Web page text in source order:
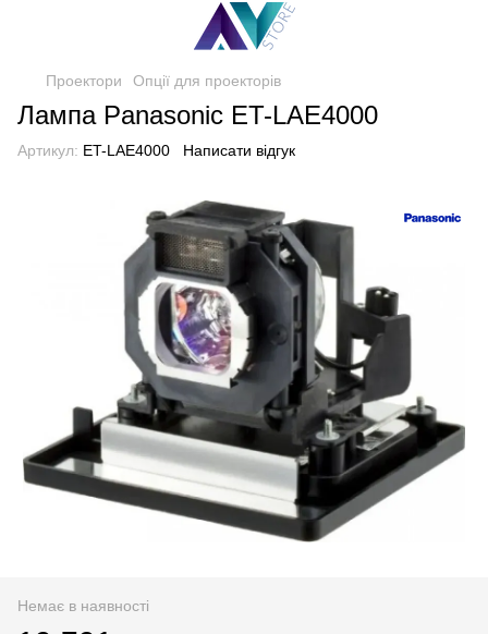
Проектори Опції для проекторів
Лампа Panasonic ET-LAE4000
Артикул: ET-LAE4000 Написати відгук
Немає в наявності